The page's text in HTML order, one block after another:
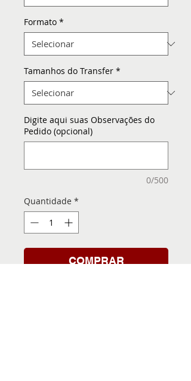
Formato *
Tamanhos do Transfer *
Digite aqui suas Observações do
Pedido (opcional)
0/500
Quantidade *
COMPRAR